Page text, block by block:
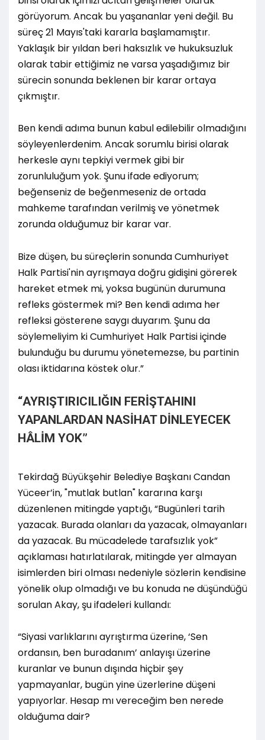
görüyorum. Ancak bu yaşananlar yeni değil. Bu
süreç 21 Mayıs'taki kararla başlamamıştır.
Yaklaşık bir yıldan beri haksızlık ve hukuksuzluk
olarak tabir ettiğimiz ne varsa yaşadığımız bir
sürecin sonunda beklenen bir karar ortaya
çıkmıştır.
Ben kendi adıma bunun kabul edilebilir olmadığını
söyleyenlerdenim. Ancak sorumlu birisi olarak
herkesle aynı tepkiyi vermek gibi bir
zorunluluğum yok. Şunu ifade ediyorum;
beğenseniz de beğenmeseniz de ortada
mahkeme tarafından verilmiş ve yönetmek
zorunda olduğumuz bir karar var.
Bize düşen, bu süreçlerin sonunda Cumhuriyet
Halk Partisi'nin ayrışmaya doğru gidişini görerek
hareket etmek mi, yoksa bugünün durumuna
refleks göstermek mi? Ben kendi adıma her
refleksi gösterene saygı duyarım. Şunu da
söylemeliyim ki Cumhuriyet Halk Partisi içinde
bulunduğu bu durumu yönetemezse, bu partinin
olası iktidarına köstek olur.”
“AYRIŞTIRICILIĞIN FERİŞTAHINI
YAPANLARDAN NASİHAT DİNLEYECEK
HÂLİM YOK”
Tekirdağ Büyükşehir Belediye Başkanı Candan
Yüceer’in, "mutlak butlan" kararına karşı
düzenlenen mitingde yaptığı, “Bugünleri tarih
yazacak. Burada olanları da yazacak, olmayanları
da yazacak. Bu mücadelede tarafsızlık yok”
açıklaması hatırlatılarak, mitingde yer almayan
isimlerden biri olması nedeniyle sözlerin kendisine
yönelik olup olmadığı ve bu konuda ne düşündüğü
sorulan Akay, şu ifadeleri kullandı:
“Siyasi varlıklarını ayrıştırma üzerine, ‘Sen
ordansın, ben buradanım’ anlayışı üzerine
kuranlar ve bunun dışında hiçbir şey
yapmayanlar, bugün yine üzerlerine düşeni
yapıyorlar. Hesap mı vereceğim ben nerede
olduğuma dair?